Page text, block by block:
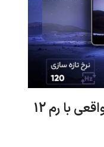
عملکرد سخت‌افزاری؛ قدرت واقعی با رم 12